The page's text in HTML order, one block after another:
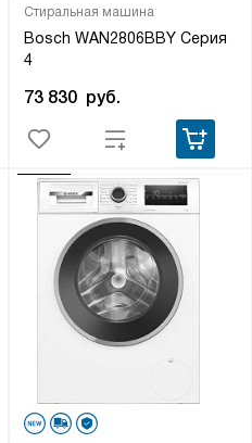
Стиральная машина
Bosch WAN2806BBY Серия
4
73 830 руб.